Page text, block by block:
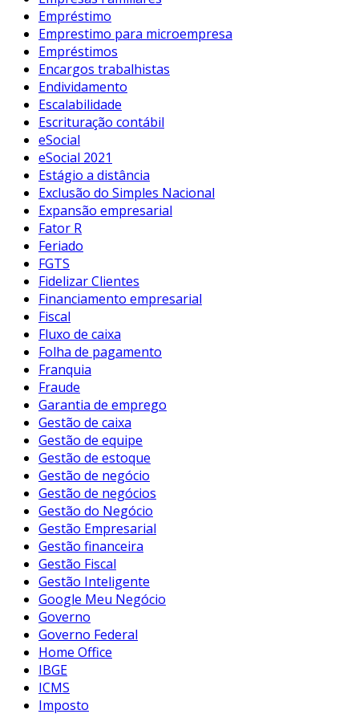
Empréstimo
Emprestimo para microempresa
Empréstimos
Encargos trabalhistas
Endividamento
Escalabilidade
Escrituração contábil
eSocial
eSocial 2021
Estágio a distância
Exclusão do Simples Nacional
Expansão empresarial
Fator R
Feriado
FGTS
Fidelizar Clientes
Financiamento empresarial
Fiscal
Fluxo de caixa
Folha de pagamento
Franquia
Fraude
Garantia de emprego
Gestão de caixa
Gestão de equipe
Gestão de estoque
Gestão de negócio
Gestão de negócios
Gestão do Negócio
Gestão Empresarial
Gestão financeira
Gestão Fiscal
Gestão Inteligente
Google Meu Negócio
Governo
Governo Federal
Home Office
IBGE
ICMS
Imposto